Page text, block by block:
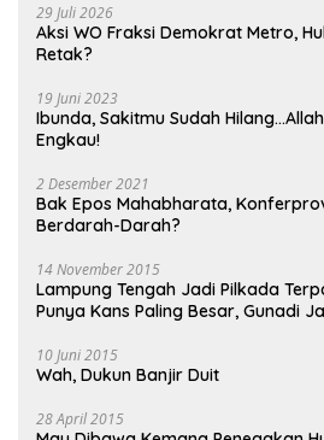
29 Juli 2026
Aksi WO Fraksi Demokrat Metro,
Retak?
19 Juni 2023
Ibunda, Sakitmu Sudah
Engkau!
2 Desember 2021
Bak Epos Mahabharata,
Berdarah-Darah?
14 November 2015
Lampung Tengah Jadi Pilkada
Punya Kans Paling Besar, Gunadi
10 Juni 2015
Wah, Dukun Banjir Duit
28 April 2015